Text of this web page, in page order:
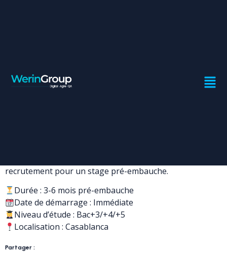
STAGE EN SOURCING ET
RECRUTEMENT
recrutement pour un stage pré-embauche.
Durée : 3-6 mois pré-embauche
Date de démarrage : Immédiate
Niveau d’étude : Bac+3/+4/+5
Localisation : Casablanca
Partager :